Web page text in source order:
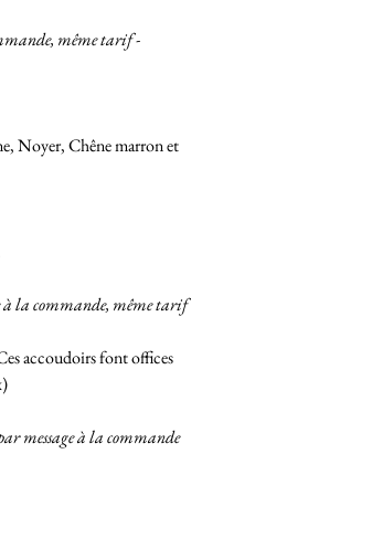
même tarif -
Noyer, Chêne marron et
à la commande, même tarif
accoudoirs font offices
message à la commande